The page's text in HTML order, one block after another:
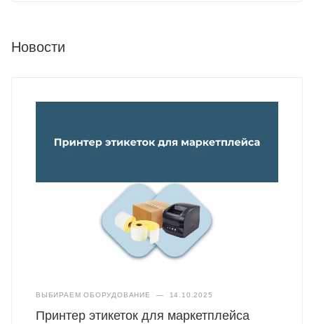
Новости
ВЫБИРАЕМ ОБОРУДОВАНИЕ — 14.10.2025
Принтер этикеток для маркетплейса